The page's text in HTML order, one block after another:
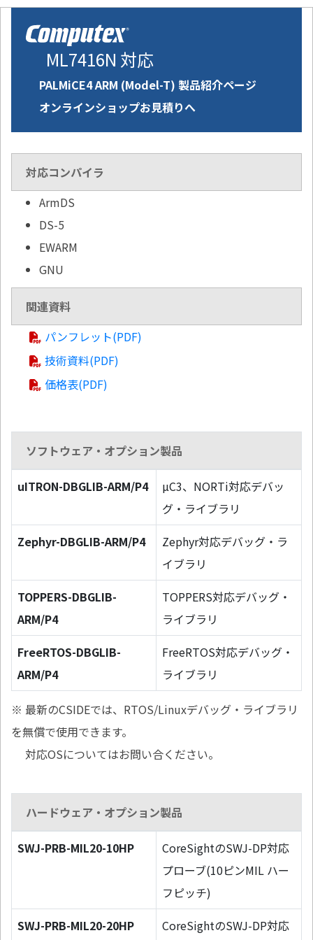
ML7416N 対応
PALMiCE4 ARM (Model-T) 製品紹介ページ
オンラインショップお見積りへ
対応コンパイラ
ArmDS
DS-5
EWARM
GNU
関連資料
パンフレット(PDF)
技術資料(PDF)
価格表(PDF)
ソフトウェア・オプション製品
uITRON-DBGLIB-ARM/P4
µC3、NORTi対応デバッ
グ・ライブラリ
Zephyr-DBGLIB-ARM/P4
Zephyr対応デバッグ・ラ
イブラリ
TOPPERS-DBGLIB-
ARM/P4
TOPPERS対応デバッグ・
ライブラリ
FreeRTOS-DBGLIB-
ARM/P4
FreeRTOS対応デバッグ・
ライブラリ
※ 最新のCSIDEでは、RTOS/Linuxデバッグ・ライブラリ
を無償で使用できます。
対応OSについてはお問い合ください。
ハードウェア・オプション製品
SWJ-PRB-MIL20-10HP
CoreSightのSWJ-DP対応
プローブ(10ピンMIL ハー
フピッチ)
SWJ-PRB-MIL20-20HP
CoreSightのSWJ-DP対応